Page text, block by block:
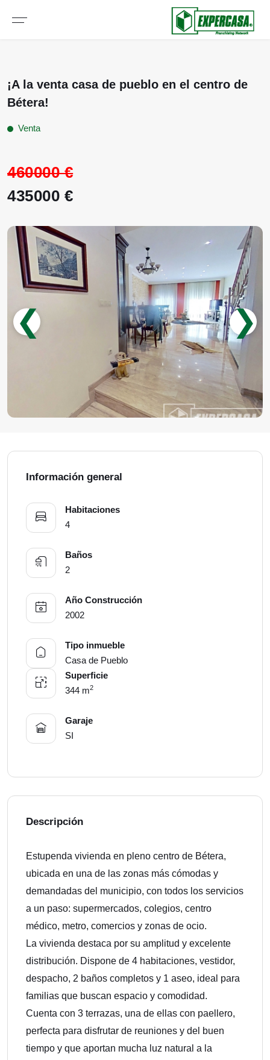
¡A la venta casa de pueblo en el centro de
Bétera!
Venta
460000 €
435000 €
❮ ❯
Información general
Habitaciones
4
Baños
2
Año Construcción
2002
Tipo inmueble
Casa de Pueblo
Superficie
344 m2
Garaje
SI
Descripción
Estupenda vivienda en pleno centro de Bétera,
ubicada en una de las zonas más cómodas y
demandadas del municipio, con todos los servicios
a un paso: supermercados, colegios, centro
médico, metro, comercios y zonas de ocio.
La vivienda destaca por su amplitud y excelente
distribución. Dispone de 4 habitaciones, vestidor,
despacho, 2 baños completos y 1 aseo, ideal para
familias que buscan espacio y comodidad.
Cuenta con 3 terrazas, una de ellas con paellero,
perfecta para disfrutar de reuniones y del buen
tiempo y que aportan mucha luz natural a la